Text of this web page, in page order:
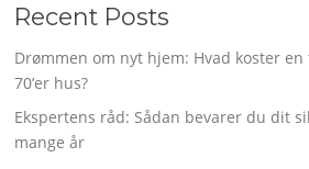
Recent Posts
Drømmen om nyt hjem: Hvad koster
70’er hus?
Ekspertens råd: Sådan bevarer du dit
mange år